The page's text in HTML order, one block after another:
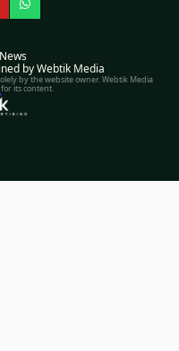
WhatsApp
by Webtik Media
by the website owner. Webtik Media
its content.